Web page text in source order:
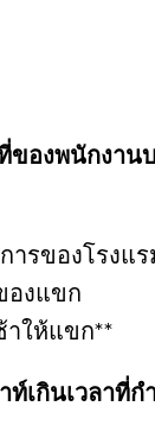
องพนักงาน
ารของโรงแร
องแขก
าให้แขก**
ท์เกินเวลาที่